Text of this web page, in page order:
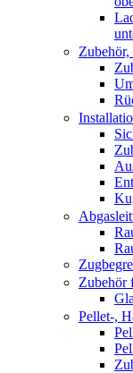
Zubehör
Pellet-,